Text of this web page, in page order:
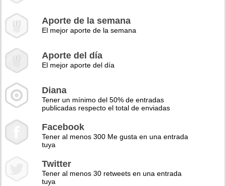
Aporte de la semana
El mejor aporte de la semana
Aporte del día
El mejor aporte del día
Diana
Tener un mínimo del 50% de entradas
publicadas respecto el total de enviadas
Facebook
Tener al menos 300 Me gusta en una entrada
tuya
Twitter
Tener al menos 30 retweets en una entrada
tuya